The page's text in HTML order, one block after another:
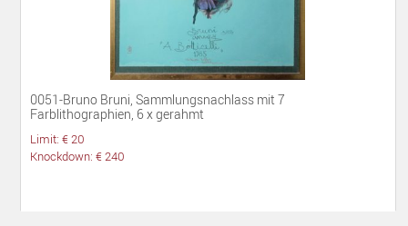
0051-Bruno Bruni, Sammlungsnachlass mit 7
Farblithographien, 6 x gerahmt
Limit: € 20
Knockdown: € 240